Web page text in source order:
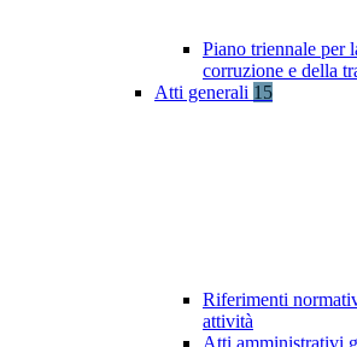
Piano triennale per
corruzione e della
Atti generali 15
Riferimenti
attività